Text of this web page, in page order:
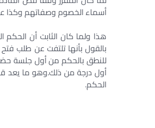
أسماء الخصوم وصفاتهم وكذا
هذا ولما كان الثابت أن
بالقول بأنها تلتفت عن طلب
للنطق بالحكم من أول جلسة
أول درجة من ذلك.وهو ما يعد
الحكم.